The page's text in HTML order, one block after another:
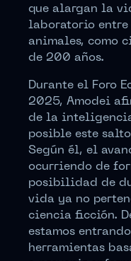
que alargan la
laboratorio
animales, como
de 200 años.
Durante el Foro
2025, Amodei
de la
posible este
Según él, el
ocurriendo de
posibilidad de
vida ya no
ciencia ficción.
estamos
herramientas